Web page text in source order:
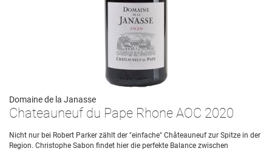
Domaine de la Janasse
Chateauneuf du Pape Rhone AOC 2020
Nicht nur bei Robert Parker zählt der "einfache" Châteauneuf zur Spitze in der
Region. Christophe Sabon findet hier die perfekte Balance zwischen